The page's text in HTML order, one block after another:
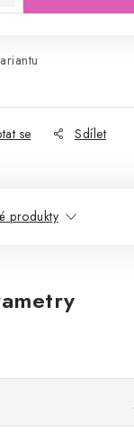
se Sdílet
produkty